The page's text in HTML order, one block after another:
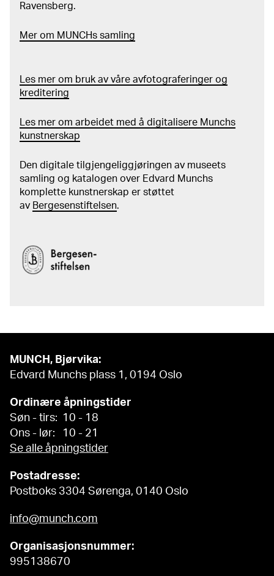
Ravensberg.
Mer om MUNCHs samling
Les mer om bruk av våre avfotograferinger og
kreditering
Les mer om arbeidet med å digitalisere Munchs
kunstnerskap
Den digitale tilgjengeliggjøringen av museets
samling og katalogen over Edvard Munchs
komplette kunstnerskap er støttet
av Bergesenstiftelsen.
MUNCH, Bjørvika:
Edvard Munchs plass 1, 0194 Oslo
Ordinære åpningstider
Søn - tirs: 10 - 18
Ons - lør: 10 - 21
Se alle åpningstider
Postadresse:
Postboks 3304 Sørenga, 0140 Oslo
info@munch.com
Organisasjonsnummer:
995138670